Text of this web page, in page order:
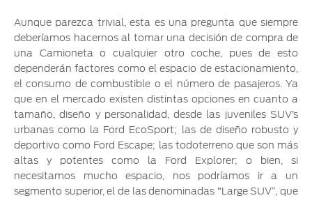
Localiza un
Distribuidor
Seminuevos
Certificados
Técnico
SYNC
Aunque parezca trivial, esta es una pregunta que siempre
deberíamos hacernos al tomar una decisión de compra de
una Camioneta o cualquier otro coche, pues de esto
dependerán factores como el espacio de estacionamiento,
el consumo de combustible o el número de pasajeros. Ya
que en el mercado existen distintas opciones en cuanto a
tamaño, diseño y personalidad, desde las juveniles SUV’s
urbanas como la Ford EcoSport; las de diseño robusto y
deportivo como Ford Escape; las todoterreno que son más
altas y potentes como la Ford Explorer; o bien, si
necesitamos mucho espacio, nos podríamos ir a un
segmento superior, el de las denominadas “Large SUV”, que